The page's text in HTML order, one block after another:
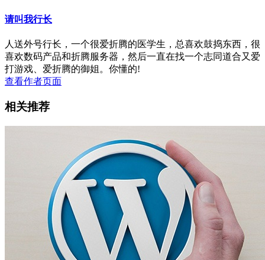
请叫我行长
人送外号行长，一个很爱折腾的医学生，总喜欢鼓捣东西，很
喜欢数码产品和折腾服务器，然后一直在找一个志同道合又爱
打游戏、爱折腾的御姐。你懂的!
查看作者页面
相关推荐